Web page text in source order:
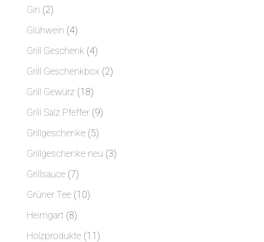
Gin 22
Produkte
Glühwein 44
Produkte
Grill Geschenk 44
Produkte
Grill Geschenkbox 22
Grill Gewürz 1818
Produkte
Grill Salz Pfeffer 99
Grillgeschenke 55
Produkte
Grillgeschenke neu 33
Grillsauce 77
Produkte
Grüner Tee 1010
Heimgart 88
Produkte
Holzprodukte 1111